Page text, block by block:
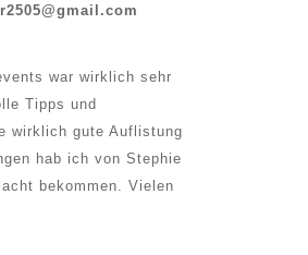
war wirklich sehr
Tipps und
wirklich gute Auflistung
hab ich von Stephie
bekommen. Vielen